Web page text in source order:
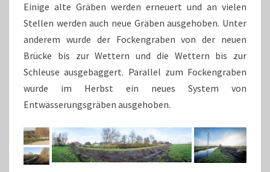
Einige alte Gräben werden erneuert und an vielen
Stellen werden auch neue Gräben ausgehoben. Unter
anderem wurde der Fockengraben von der neuen
Brücke bis zur Wettern und die Wettern bis zur
Schleuse ausgebaggert. Parallel zum Fockengraben
wurde im Herbst ein neues System von
Entwässerungsgräben ausgehoben.